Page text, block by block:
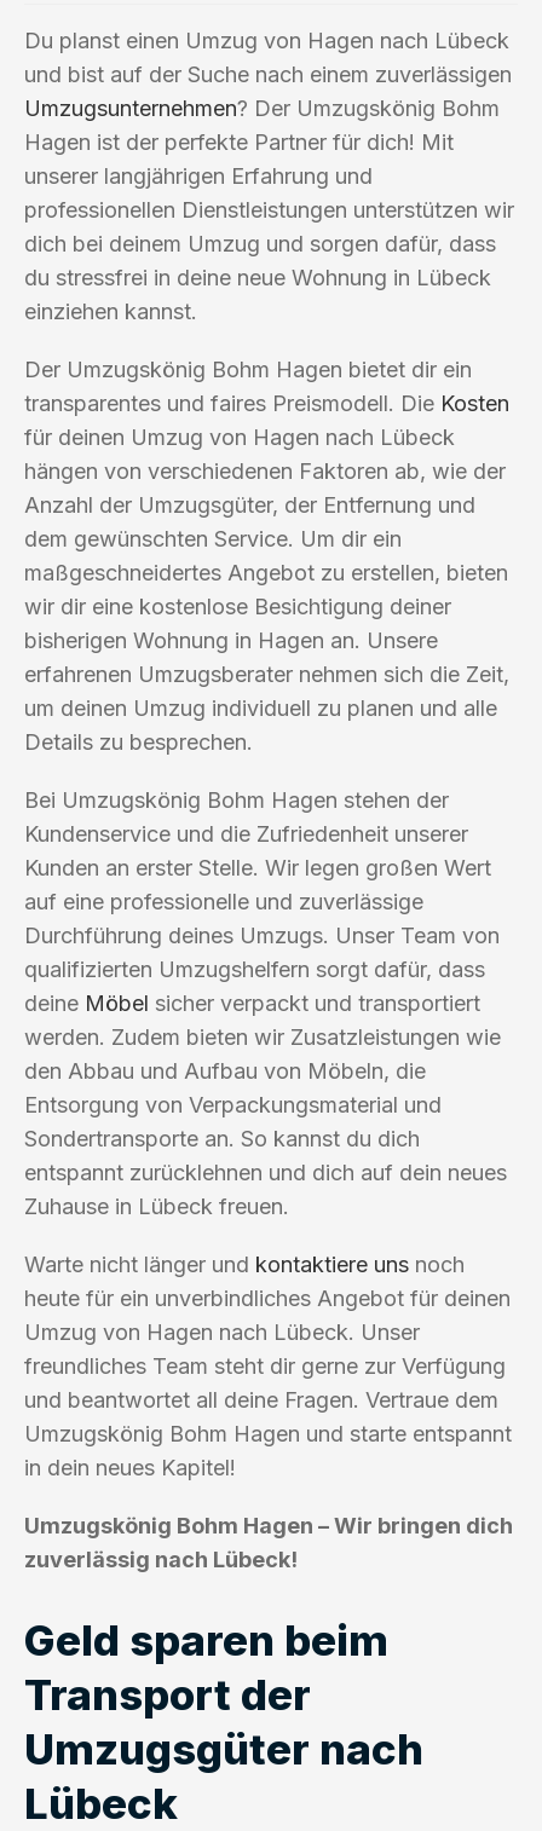
Du planst einen Umzug von Hagen nach Lübeck
und bist auf der Suche nach einem zuverlässigen
Umzugsunternehmen? Der Umzugskönig Bohm
Hagen ist der perfekte Partner für dich! Mit
unserer langjährigen Erfahrung und
professionellen Dienstleistungen unterstützen wir
dich bei deinem Umzug und sorgen dafür, dass
du stressfrei in deine neue Wohnung in Lübeck
einziehen kannst.
Der Umzugskönig Bohm Hagen bietet dir ein
transparentes und faires Preismodell. Die Kosten
für deinen Umzug von Hagen nach Lübeck
hängen von verschiedenen Faktoren ab, wie der
Anzahl der Umzugsgüter, der Entfernung und
dem gewünschten Service. Um dir ein
maßgeschneidertes Angebot zu erstellen, bieten
wir dir eine kostenlose Besichtigung deiner
bisherigen Wohnung in Hagen an. Unsere
erfahrenen Umzugsberater nehmen sich die Zeit,
um deinen Umzug individuell zu planen und alle
Details zu besprechen.
Bei Umzugskönig Bohm Hagen stehen der
Kundenservice und die Zufriedenheit unserer
Kunden an erster Stelle. Wir legen großen Wert
auf eine professionelle und zuverlässige
Durchführung deines Umzugs. Unser Team von
qualifizierten Umzugshelfern sorgt dafür, dass
deine Möbel sicher verpackt und transportiert
werden. Zudem bieten wir Zusatzleistungen wie
den Abbau und Aufbau von Möbeln, die
Entsorgung von Verpackungsmaterial und
Sondertransporte an. So kannst du dich
entspannt zurücklehnen und dich auf dein neues
Zuhause in Lübeck freuen.
Warte nicht länger und kontaktiere uns noch
heute für ein unverbindliches Angebot für deinen
Umzug von Hagen nach Lübeck. Unser
freundliches Team steht dir gerne zur Verfügung
und beantwortet all deine Fragen. Vertraue dem
Umzugskönig Bohm Hagen und starte entspannt
in dein neues Kapitel!
Umzugskönig Bohm Hagen – Wir bringen dich
zuverlässig nach Lübeck!
Geld sparen beim
Transport der
Umzugsgüter nach
Lübeck